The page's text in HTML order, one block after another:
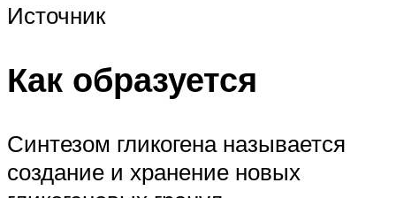
Источник
Как образуется
Синтезом гликогена называется
создание и хранение новых